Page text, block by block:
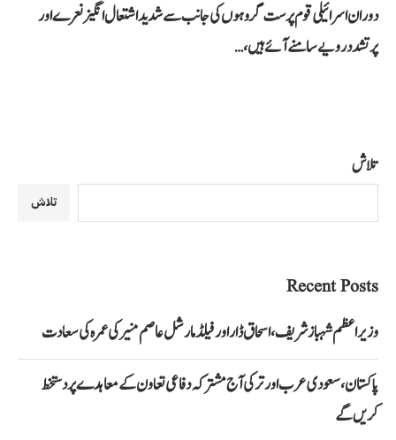
دوران اسرائیلی قوم پرست گروہوں کی جانب سے شدید اشتعال انگیز نعرے اور
پرتشدد رویے سامنے آئے ہیں،…
تلاش
تلاش
Recent Posts
وزیراعظم شہباز شریف، اسحاق ڈار اور فیلڈ مارشل عاصم منیر کی عمرہ کی سعادت
پاکستان، سعودی عرب اور ترکی آج مشترکہ دفاعی تعاون کے معاہدے پر دستخط
کریں گے